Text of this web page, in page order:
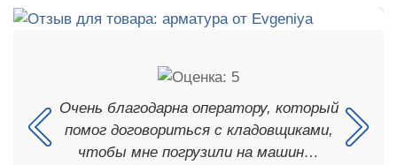
Очень благодарна оператору, который
помог договориться с кладовщиками,
чтобы мне погрузили на машин…